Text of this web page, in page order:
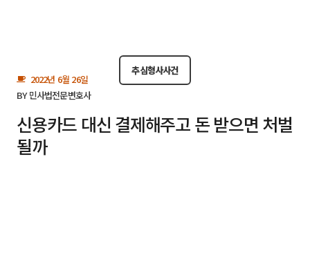
추심형사사건
2022년 6월 26일
BY민사법전문변호사
신용카드 대신 결제해주고 돈 받으면 처벌
될까